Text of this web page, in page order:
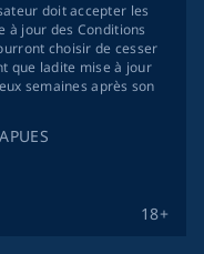
18+
doit accepter les
à jour des Conditions
choisir de cesser
que ladite mise à jour
semaines après son